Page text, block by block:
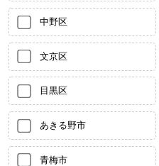
中野区
文京区
目黒区
あきる野市
青梅市